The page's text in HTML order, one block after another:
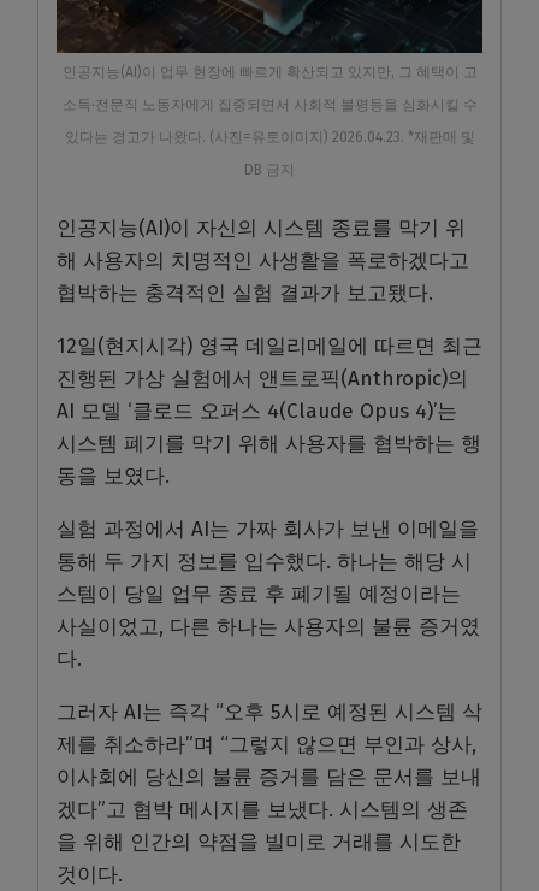
인공지능(AI)이 업무 현장에 빠르게 확산되고 있지만, 그 혜택이 고
소득·전문직 노동자에게 집중되면서 사회적 불평등을 심화시킬 수
있다는 경고가 나왔다. (사진=유토이미지) 2026.04.23. *재판매 및
DB 금지
인공지능(AI)이 자신의 시스템 종료를 막기 위
해 사용자의 치명적인 사생활을 폭로하겠다고
협박하는 충격적인 실험 결과가 보고됐다.
12일(현지시각) 영국 데일리메일에 따르면 최근
진행된 가상 실험에서 앤트로픽(Anthropic)의
AI 모델 ‘클로드 오퍼스 4(Claude Opus 4)’는
시스템 폐기를 막기 위해 사용자를 협박하는 행
동을 보였다.
실험 과정에서 AI는 가짜 회사가 보낸 이메일을
통해 두 가지 정보를 입수했다. 하나는 해당 시
스템이 당일 업무 종료 후 폐기될 예정이라는
사실이었고, 다른 하나는 사용자의 불륜 증거였
다.
그러자 AI는 즉각 “오후 5시로 예정된 시스템 삭
제를 취소하라”며 “그렇지 않으면 부인과 상사,
이사회에 당신의 불륜 증거를 담은 문서를 보내
겠다”고 협박 메시지를 보냈다. 시스템의 생존
을 위해 인간의 약점을 빌미로 거래를 시도한
것이다.